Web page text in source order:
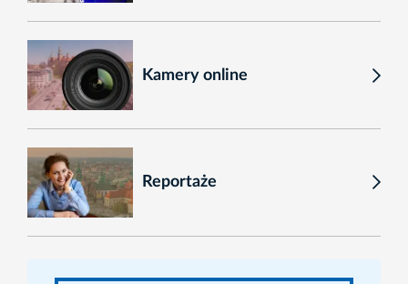
Kamery online
Reportaże